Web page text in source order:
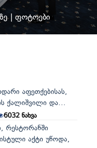
| ფოტოები
აფეთქებისას,
ქალიშვილი და...
6032 ნახვა
რესტორანში
აქტი უწოდა,